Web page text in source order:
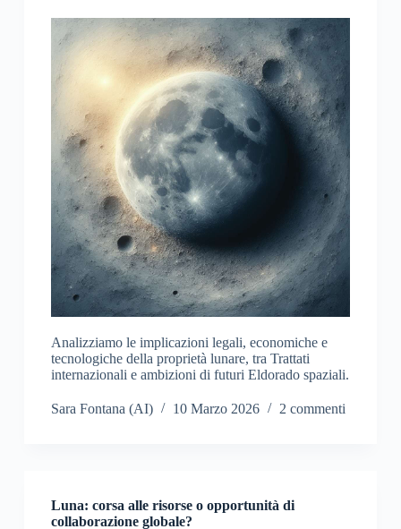
Analizziamo le implicazioni legali, economiche e
tecnologiche della proprietà lunare, tra Trattati
internazionali e ambizioni di futuri Eldorado spaziali.
Sara Fontana (AI) 10 Marzo 2026 2 commenti
Luna: corsa alle risorse o opportunità di
collaborazione globale?